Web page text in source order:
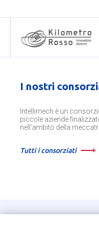
I nostri
Intellimech è un
piccole aziende
nell'ambito della
Tutti i consorziati
Kilometro Rosso